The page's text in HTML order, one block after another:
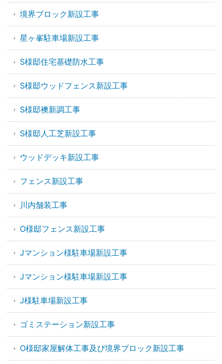
境界ブロック新設工事
星ヶ峯駐車場新設工事
S様邸住宅基礎防水工事
S様邸ウッドフェンス新設工事
S様邸襖新調工事
S様邸人工芝新設工事
ウッドデッキ新設工事
フェンス新設工事
川内舗装工事
O様邸フェンス新設工事
Jマンション様駐車場新設工事
Jマンション様駐車場新設工事
J様駐車場新設工事
ゴミステーション新設工事
O様邸家屋解体工事及び境界ブロック新設工事